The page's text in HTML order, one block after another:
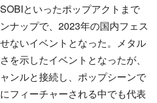
といったポップアクトまで
ナップで、2023年の国内フェス
ないイベントとなった。メタル
を示したイベントとなったが、
ンルと接続し、ポップシーンで
フィーチャーされる中でも代表